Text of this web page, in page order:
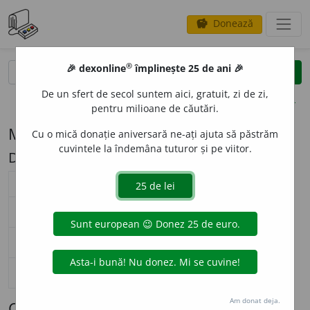
savings Donează
opțiuni
Modelul de flexiune M31 (leat (pl. -i))
Descriere: e'a/'e + t/ț
M31 nearticulat
nominativ-acuzativ
singular leat
plural eți le ții
singular leat leatului
plural leți leților
vocativ
singular leatule
🎉 dexonline® împlinește 25 de ani 🎉
De un sfert de secol suntem aici, gratuit, zi de zi,
pentru milioane de căutări.
Cu o mică donație aniversară ne-ați ajuta să păstrăm
cuvintele la îndemâna tuturor și pe viitor.
Am donat deja.